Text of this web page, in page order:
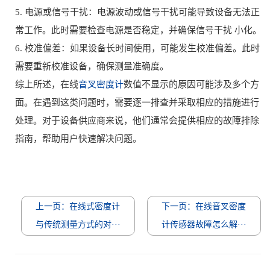
5. 电源或信号干扰：电源波动或信号干扰可能导致设备无法正
常工作。此时需要检查电源是否稳定，并确保信号干扰 小化。
6. 校准偏差：如果设备长时间使用，可能发生校准偏差。此时
需要重新校准设备，确保测量准确度。
综上所述，在线音叉密度计数值不显示的原因可能涉及多个方
面。在遇到这类问题时，需要逐一排查并采取相应的措施进行
处理。对于设备供应商来说，他们通常会提供相应的故障排除
指南，帮助用户快速解决问题。
上一页：在线式密度计
与传统测量方式的对···
下一页：在线音叉密度
计传感器故障怎么解···